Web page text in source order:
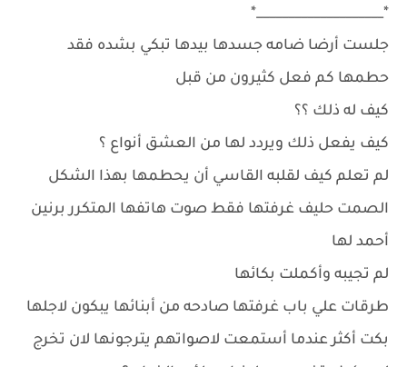
*____________________*
جلست أرضا ضامه جسدها بيدها تبكي بشده فقد
حطمها كم فعل كثيرون من قبل
كيف له ذلك ؟؟
كيف يفعل ذلك ويردد لها من العشق أنواع ؟
لم تعلم كيف لقلبه القاسي أن يحطمها بهذا الشكل
الصمت حليف غرفتها فقط صوت هاتفها المتكرر برنين
أحمد لها
لم تجيبه وأكملت بكائها
طرقات علي باب غرفتها صادحه من أبنائها يبكون لاجلها
بكت أكثر عندما أستمعت لاصواتهم يترجونها لان تخرج